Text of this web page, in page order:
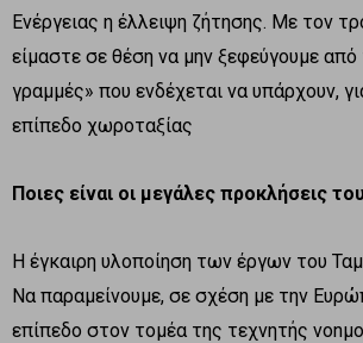
Ενέργειας η έλλειψη ζήτησης. Με τον
είμαστε σε θέση να μην ξεφεύγουμε από
γραμμές» που ενδέχεται να υπάρχουν,
επίπεδο χωροταξίας
Ποιες είναι οι μεγάλες προκλήσεις
Η έγκαιρη υλοποίηση των έργων του
Να παραμείνουμε, σε σχέση με την
επίπεδο στον τομέα της τεχνητής